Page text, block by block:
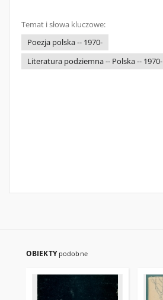
Temat i słowa kluczowe:
Poezja polska -- 1970-
Literatura podziemna -- Polska -- 1970-
OBIEKTY podobne